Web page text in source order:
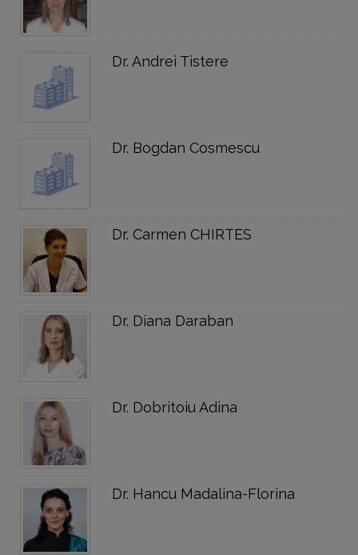
Dr. Andrei Tistere
Dr. Bogdan Cosmescu
Dr. Carmen CHIRTES
Dr. Diana Daraban
Dr. Dobritoiu Adina
Dr. Hancu Madalina-Florina